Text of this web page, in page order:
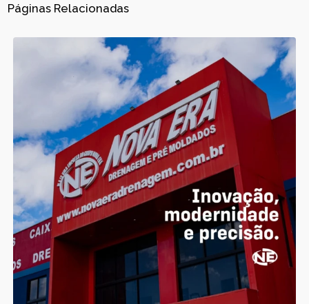
Páginas Relacionadas